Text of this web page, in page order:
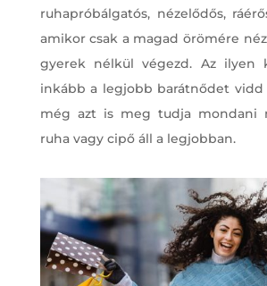
ruhapróbálgatós, nézelődős,
amikor csak a magad örömére
gyerek nélkül végezd. Az ilyen
inkább a legjobb barátnődet vidd
még azt is meg tudja mondani
ruha vagy cipő áll a legjobban.